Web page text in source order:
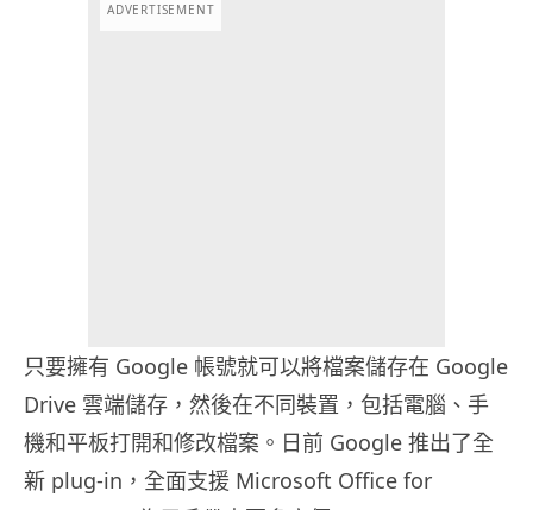
ADVERTISEMENT
只要擁有 Google 帳號就可以將檔案儲存在 Google
Drive 雲端儲存，然後在不同裝置，包括電腦、手
機和平板打開和修改檔案。日前 Google 推出了全
新 plug-in，全面支援 Microsoft Office for